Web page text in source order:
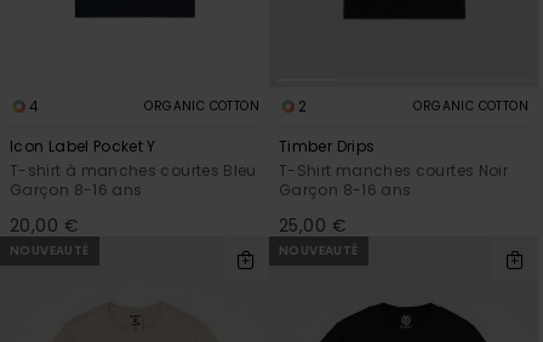
4 ORGANIC COTTON
Icon Label Pocket Y
T-shirt à manches courtes Bleu
Garçon 8-16 ans
20,00 €
2 ORGANIC COTTON
Timber Drips
T-Shirt manches courtes Noir
Garçon 8-16 ans
25,00 €
NOUVEAUTÉ NOUVEAUTÉ